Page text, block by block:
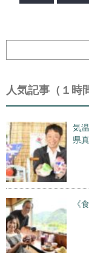
索
人気記事（１時
気
県
《